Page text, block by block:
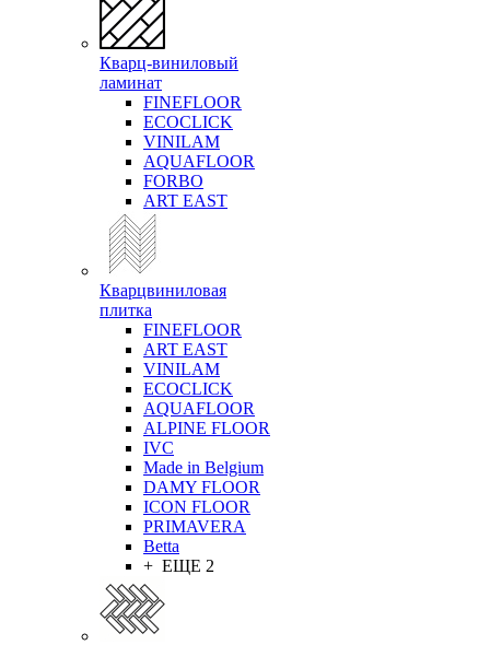
Кварц-виниловый
ламинат
FINEFLOOR
ECOCLICK
VINILAM
AQUAFLOOR
FORBO
ART EAST
Кварцвиниловая
плитка
FINEFLOOR
ART EAST
VINILAM
ECOCLICK
AQUAFLOOR
ALPINE FLOOR
IVC
Made in Belgium
DAMY FLOOR
ICON FLOOR
PRIMAVERA
Betta
+ ЕЩЕ 2